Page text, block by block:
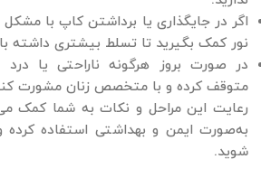
اگر در جایگذاری یا برداشتن کاپ با مشکل
نور کمک بگیرید تا تسلط بیشتری داشته
در صورت بروز هرگونه ناراحتی یا درد
متوقف کرده و با متخصص زنان مشورت
رعایت این مراحل و نکات به شما کمک
به‌صورت ایمن و بهداشتی استفاده کرده و
شوید.